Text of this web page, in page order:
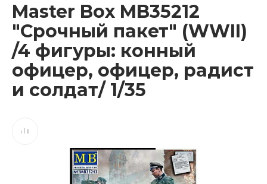
Master Box MB35212
"Срочный пакет" (WWII)
/4 фигуры: конный
офицер, офицер, радист
и солдат/ 1/35